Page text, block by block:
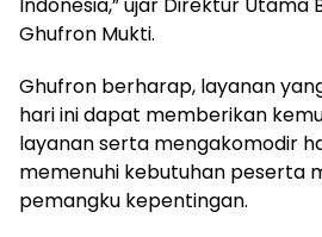
Ghufron Mukti.
Ghufron berharap, layanan
hari ini dapat memberikan
layanan serta mengakomodir
memenuhi kebutuhan peserta
pemangku kepentingan.